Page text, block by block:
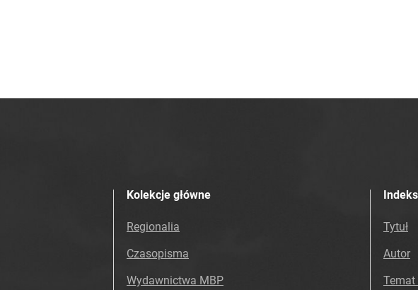
Kolekcje główne
Regionalia
Czasopisma
Wydawnictwa MBP
Tytuł
Autor
Temat